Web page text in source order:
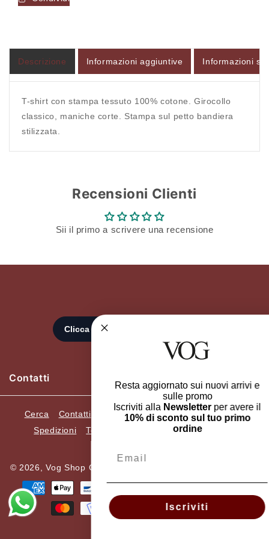
shirt
Descrizione Informazioni aggiuntive Informazioni
T-shirt con stampa tessuto 100% cotone. Girocollo
classico, maniche corte. Stampa sul petto bandiera
stilizzata.
Recensioni Clienti
Sii il primo a scrivere una recensione
Contatti
Cerca Contatti Recedi dall'ordine
Resi e Cambi
Spedizioni
Termini e condizioni
Privacy Policy
© 2026,Vog Shop Online
Metodi
di
pagamento
Accedi al tuo account per aggiungere prodotti alla
tua lista dei desideri e visualizzare gli articoli
salvati in precedenza.
Login
Resta aggiornato sui nuovi arrivi e
sulle promo
Iscriviti alla Newsletterper avere il
10% di sconto sul tuo primo
ordine
Iscriviti